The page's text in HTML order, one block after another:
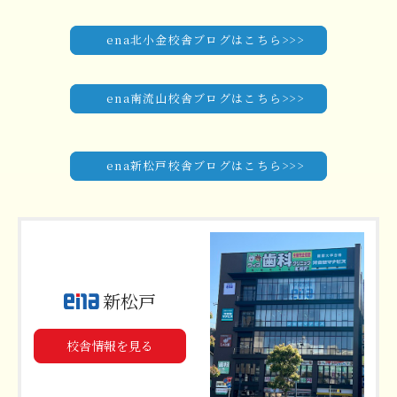
ena北小金校舎ブログはこちら>>>
ena南流山校舎ブログはこちら>>>
ena新松戸校舎ブログはこちら>>>
新松戸
校舎情報を見る